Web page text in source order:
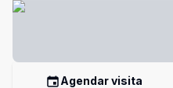
Agendar visita